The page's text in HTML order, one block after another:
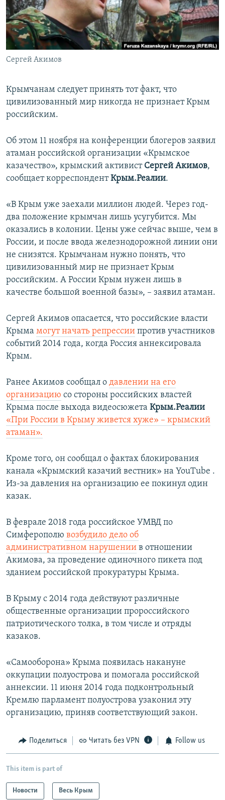
ПОБЕДИТЕЛЕЙ НЕ СУДЯТ?
КРЫМ.НЕПОКОРЕННЫЙ
ELIFBE
УКРАИНСКАЯ ПРОБЛЕМА КРЫМА
ПРИСОЕДИНЯЙТЕСЬ!
Сергей Акимов
Крымчанам следует принять тот факт, что
цивилизованный мир никогда не признает Крым
российским.
Об этом 11 ноября на конференции блогеров заявил
атаман российской организации «Крымское
казачество», крымский активист Сергей Акимов,
сообщает корреспондентКрым.Реалии.
«В Крым уже заехали миллион людей. Через год-
два положение крымчан лишь усугубится. Мы
оказались в колонии. Цены уже сейчас выше, чем в
России, и после ввода железнодорожной линии они
не снизятся. Крымчанам нужно понять, что
цивилизованный мир не признает Крым
российским. А России Крым нужен лишь в
качестве большой военной базы», – заявил атаман.
Сергей Акимов опасается, что российские власти
Крыма могут начать репрессии против участников
событий 2014 года, когда Россия аннексировала
Крым.
Ранее Акимов сообщал о давлении на его
организацию со стороны российских властей
Крыма после выхода видеосюжета Крым.Реалии
«При России в Крыму живется хуже» – крымский
атаман».
Кроме того, он сообщал о фактах блокирования
канала «Крымский казачий вестник» на YouTube .
Из-за давления на организацию ее покинул один
казак.​
В феврале 2018 года российское УМВД по
Симферополю возбудило дело об
административном нарушении в отношении
Акимова, за проведение одиночного пикета под
зданием российской прокуратуры Крыма.
В Крыму с 2014 года действуют различные
общественные организации пророссийского
патриотического толка, в том числе и отряды
казаков.
«Самооборона» Крыма появилась накануне
оккупации полуострова и помогала российской
аннексии. 11 июня 2014 года подконтрольный
Кремлю парламент полуострова узаконил эту
организацию, приняв соответствующий закон.
Поделиться Читать без VPN Follow us
This item is part of
Новости Весь Крым